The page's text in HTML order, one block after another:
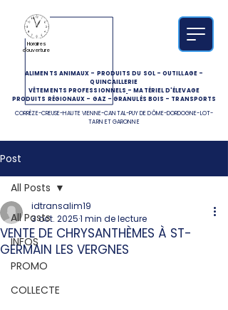
ALIMENTS ANIMAUX - PRODUITS DU SOL-OUTILLAGE-
QUINCAILLERIE
VÊTEMENTS PROFESSIONNELS -MATÉRIEL D'ÉLEVAGE
PRODUITS RÉGIONAUX - GAZ -GRANULÉS BOIS - TRANSPORTS
CORRÈZE-CREUSE-HAUTE VIENNE-CANTAL-PUY DE DÔME-DORDOGNE-LOT-
TARN ET GARONNE
Horaires
d'ouverture
Post
All Posts
INFOS
PROMO
COLLECTE
All Posts
VENTE DE CHRYSANTHÈMES À ST-
GERMAIN LES VERGNES
idtransalim19
3 oct. 20251 min de lecture